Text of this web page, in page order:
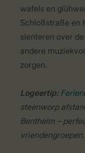
wafels en
Schloßstraße en
slenteren over
andere
zorgen.
Logeertip:
steenworp
Bentheim –
vriendengroepen.